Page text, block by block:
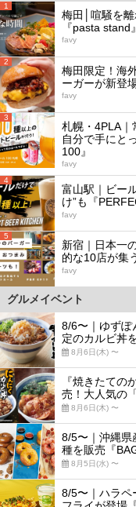
1
梅田│喧騒を
『pasta
favy
2
梅田限定！海
ーガーが新登
favy
3
札幌・4PLA｜
自分で手にと
100』
favy
4
富山駅｜ビー
け”も『
favy
5
新宿｜日本一
的な10店が集
favy
グルメイベント
8/6〜｜ゆずぽ
定のカルビ丼
8月6日(木) 〜
『焼きたての
売！大人気の
8月6日(木) 〜
8/5〜｜沖縄県
種を販売『
8月5日(水) 〜
8/5〜｜ハラペ